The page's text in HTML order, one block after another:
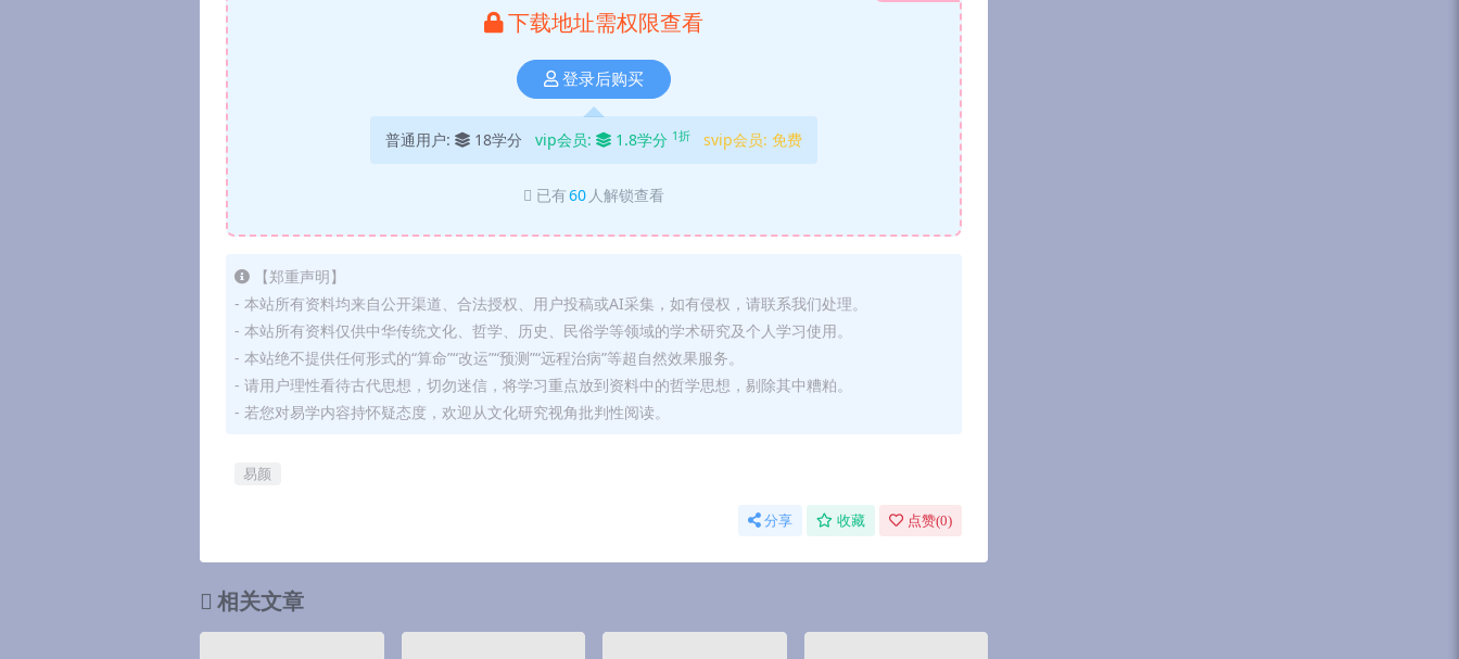
下载地址需权限查看
登录后购买
普通用户: 18学分 vip会员: 1.8学分 1折 svip会员: 免费
已有60 人解锁查看
【郑重声明】
- 本站所有资料均来自公开渠道、合法授权、用户投稿或AI采集，如有侵权，请联系我们处理。
- 本站所有资料仅供中华传统文化、哲学、历史、民俗学等领域的学术研究及个人学习使用。
- 本站绝不提供任何形式的“算命”“改运”“预测”“远程治病”等超自然效果服务。
- 请用户理性看待古代思想，切勿迷信，将学习重点放到资料中的哲学思想，剔除其中糟粕。
- 若您对易学内容持怀疑态度，欢迎从文化研究视角批判性阅读。
易颜
分享 收藏 点赞(0)
相关文章